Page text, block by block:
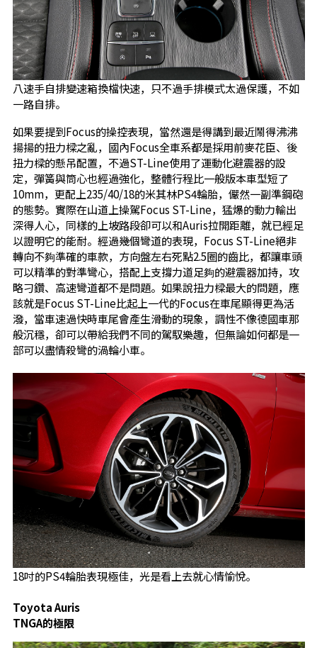
八速手自排變速箱換檔快速，只不過手排模式太過保護，不如
一路自排。
如果要提到Focus的操控表現，當然還是得講到最近鬧得沸沸
揚揚的扭力樑之亂，國內Focus全車系都是採用前麥花臣、後
扭力樑的懸吊配置，不過ST-Line使用了運動化避震器的設
定，彈簧與筒心也經過強化，整體行程比一般版本車型短了
10mm，更配上235/40/18的米其林PS4輪胎，儼然一副準鋼砲
的態勢。實際在山道上操駕Focus ST-Line，猛爆的動力輸出
深得人心，同樣的上坡路段卻可以和Auris拉開距離，就已經足
以證明它的能耐。經過幾個彎道的表現，Focus ST-Line絕非
轉向不夠準確的車款，方向盤左右死點2.5圈的齒比，都讓車頭
可以精準的對準彎心，搭配上支撐力道足夠的避震器加持，攻
略刁鑽、高速彎道都不是問題。如果說扭力樑最大的問題，應
該就是Focus ST-Line比起上一代的Focus在車尾顯得更為活
潑，當車速過快時車尾會產生滑動的現象，調性不像德國車那
般沉穩，卻可以帶給我們不同的駕馭樂趣，但無論如何都是一
部可以盡情殺彎的渦輪小車。
18吋的PS4輪胎表現極佳，光是看上去就心情愉悅。
Toyota Auris
TNGA的極限